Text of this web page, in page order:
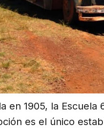
en 1905, la Escuela
es el único